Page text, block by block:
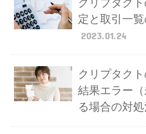
定と取引一
2023.01.24
クリプタク
結果エラー
る場合の対